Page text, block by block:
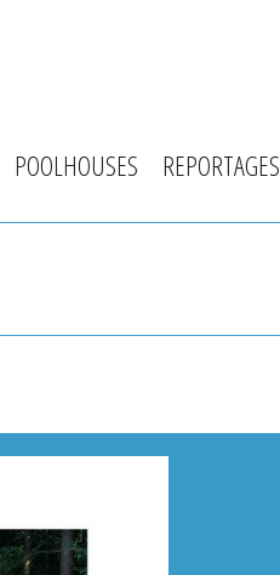
POOLHOUSES REPORTAGES